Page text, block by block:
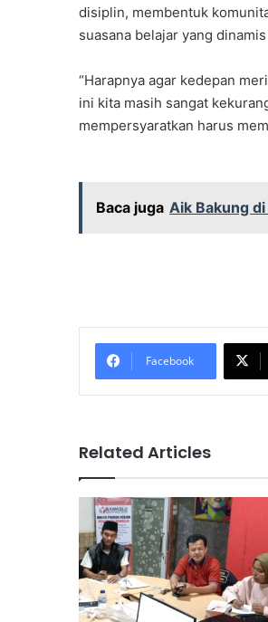
disiplin, membentuk
suasana belajar yang
“Harapnya agar kedepan
ini kita masih sangat
mempersyaratkan harus
Baca juga Aik Bakung
Facebook
Related Articles